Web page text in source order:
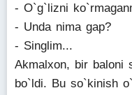
- O`g`lizni
- Unda nima gap?
- Singlim...
Akmalxon, bir baloni
bo`ldi. Bu so`kinish